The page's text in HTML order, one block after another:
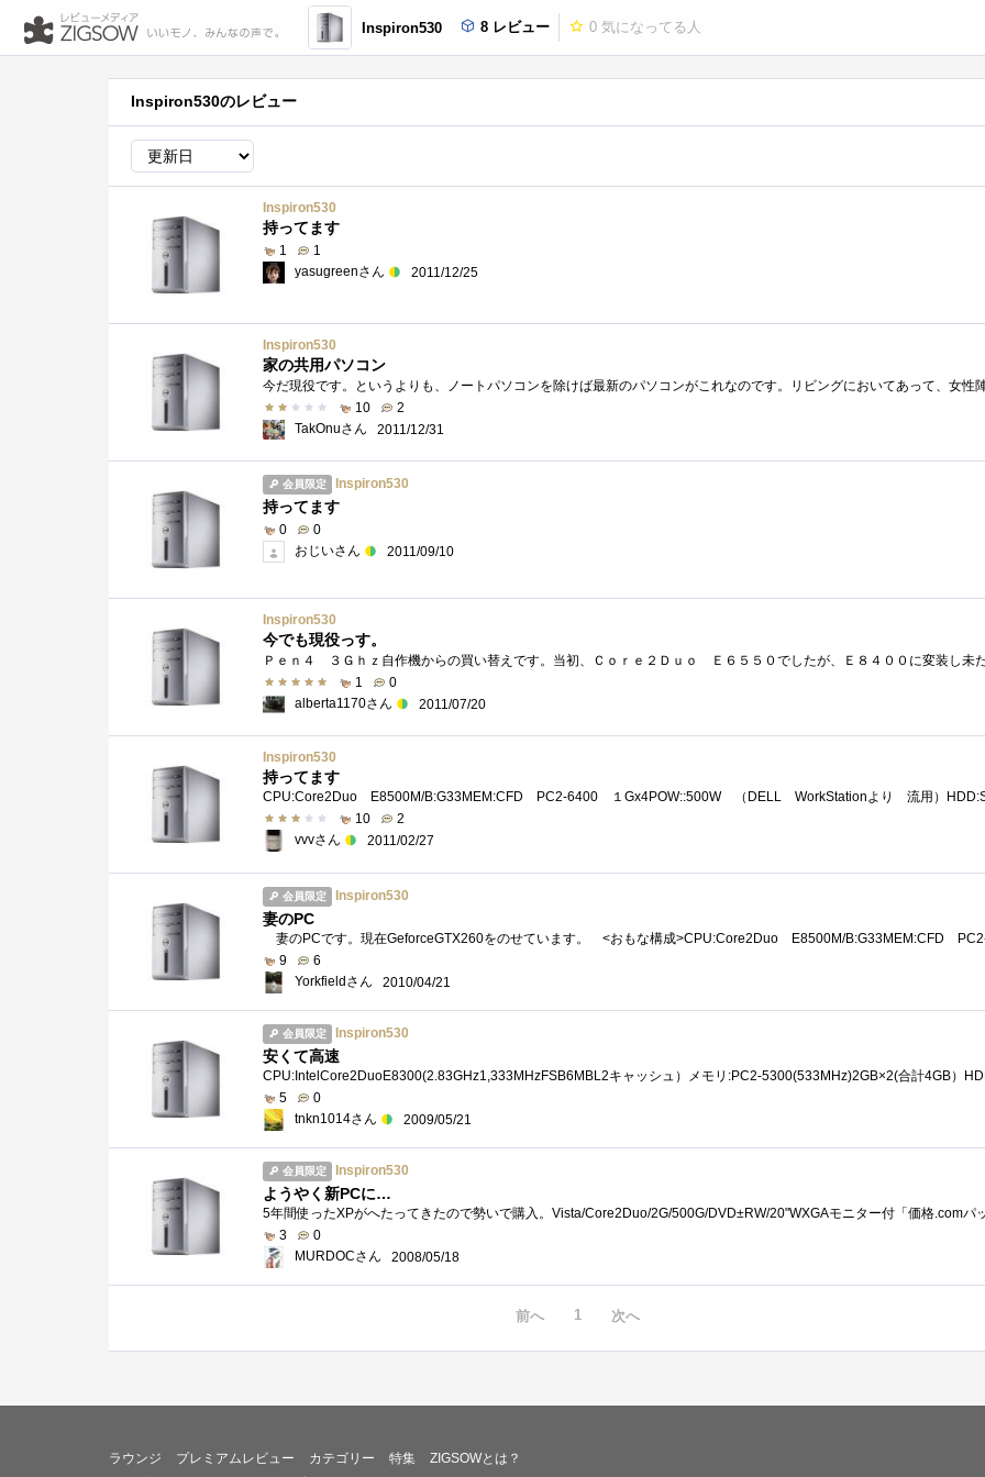
Inspiron530 8 レビュー 0 気になってる人
Inspiron530のレビュー
Inspiron530
持ってます
1
1
yasugreenさん
2011/12/25
Inspiron530
家の共用パソコン
10
2
TakOnuさん
2011/12/31
会員限定 Inspiron530
持ってます
0
0
おじいさん
2011/09/10
Inspiron530
今でも現役っす。
1
0
alberta1170さん
2011/07/20
Inspiron530
持ってます
10
2
vvvさん
2011/02/27
会員限定 Inspiron530
妻のPC
9
6
Yorkfieldさん
2010/04/21
会員限定 Inspiron530
安くて高速
5
0
tnkn1014さん
2009/05/21
会員限定 Inspiron530
ようやく新PCに…
3
0
MURDOCさん
2008/05/18
前へ 1 次へ
ラウンジ プレミアムレビュー カテゴリー 特集 ZIGSOWとは？